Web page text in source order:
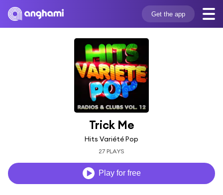
Get the app
Trick Me
Hits Variété Pop
27 PLAYS
Play for free